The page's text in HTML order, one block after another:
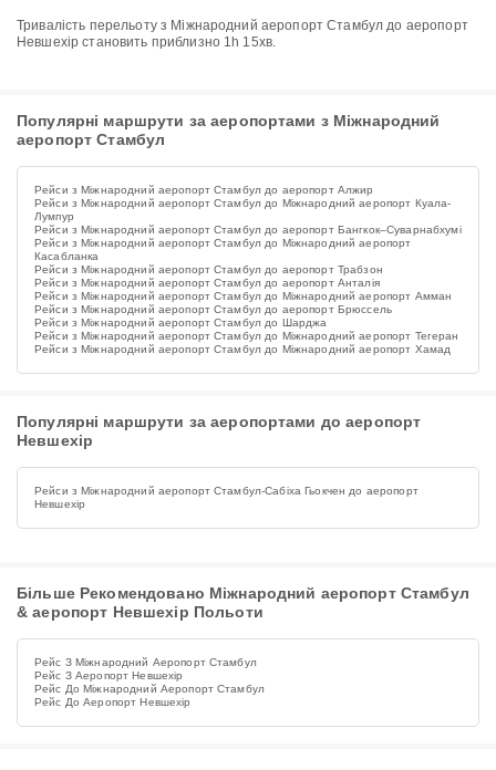
Тривалість перельоту з Міжнародний аеропорт Стамбул до аеропорт
Невшехір становить приблизно 1h 15хв.
Популярні маршрути за аеропортами з Міжнародний
аеропорт Стамбул
Рейси з Міжнародний аеропорт Стамбул до аеропорт Алжир
Рейси з Міжнародний аеропорт Стамбул до Міжнародний аеропорт Куала-
Лумпур
Рейси з Міжнародний аеропорт Стамбул до аеропорт Бангкок–Суварнабхумі
Рейси з Міжнародний аеропорт Стамбул до Міжнародний аеропорт
Касабланка
Рейси з Міжнародний аеропорт Стамбул до аеропорт Трабзон
Рейси з Міжнародний аеропорт Стамбул до аеропорт Анталія
Рейси з Міжнародний аеропорт Стамбул до Міжнародний аеропорт Амман
Рейси з Міжнародний аеропорт Стамбул до аеропорт Брюссель
Рейси з Міжнародний аеропорт Стамбул до Шарджа
Рейси з Міжнародний аеропорт Стамбул до Міжнародний аеропорт Тегеран
Рейси з Міжнародний аеропорт Стамбул до Міжнародний аеропорт Хамад
Популярні маршрути за аеропортами до аеропорт
Невшехір
Рейси з Міжнародний аеропорт Стамбул-Сабіха Гьокчен до аеропорт
Невшехір
Більше Рекомендовано Міжнародний аеропорт Стамбул
& аеропорт Невшехір Польоти
Рейс З Міжнародний Аеропорт Стамбул
Рейс З Аеропорт Невшехір
Рейс До Міжнародний Аеропорт Стамбул
Рейс До Аеропорт Невшехір